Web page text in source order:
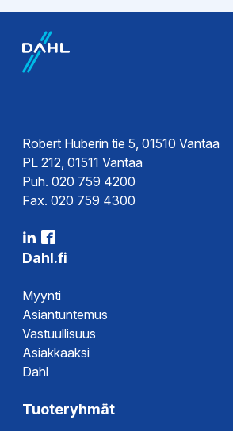
Tekninen esite
Robert Huberin tie 5, 01510 Vantaa
PL 212, 01511 Vantaa
Puh. 020 759 4200
Fax. 020 759 4300
Dahl.fi
Myynti
Asiantuntemus
Vastuullisuus
Asiakkaaksi
Dahl
Tuoteryhmät